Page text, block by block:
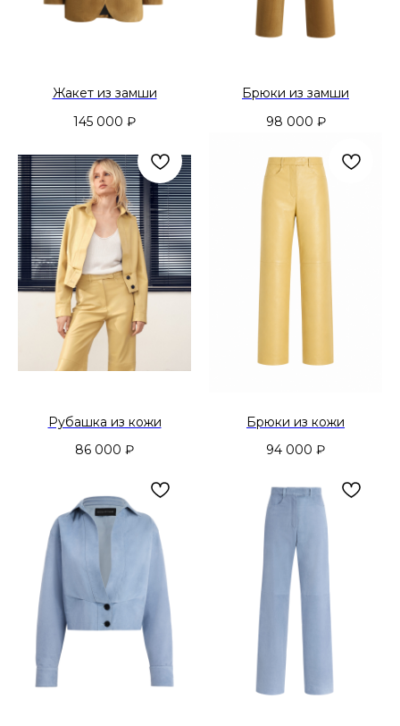
Жакет из замши
145 000 ₽
Брюки из замши
98 000 ₽
Рубашка из кожи
86 000 ₽
Брюки из кожи
94 000 ₽